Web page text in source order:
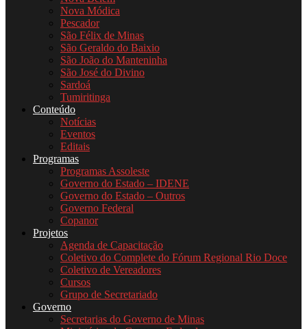
Nova Módica
Pescador
São Félix de Minas
São Geraldo do Baixio
São João do Manteninha
São José do Divino
Sardoá
Tumiritinga
Conteúdo
Notícias
Eventos
Editais
Programas
Programas Assoleste
Governo do Estado – IDENE
Governo do Estado – Outros
Governo Federal
Copanor
Projetos
Agenda de Capacitação
Coletivo do Complete do Fórum Regional Rio Doce
Coletivo de Vereadores
Cursos
Grupo de Secretariado
Governo
Secretarias do Governo de Minas